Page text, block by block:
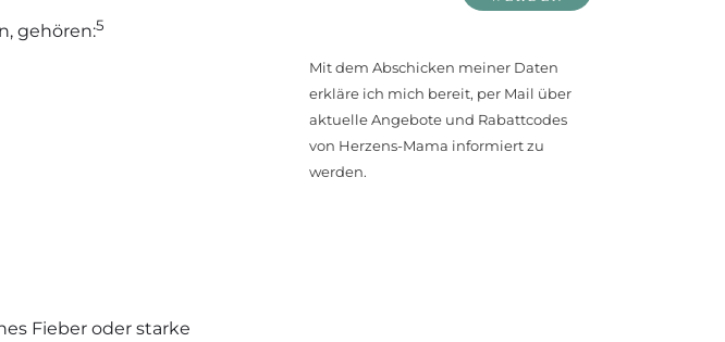
gehören:5
Fieber oder starke
Mit dem Abschicken meiner Daten
erkläre ich mich bereit, per Mail über
aktuelle Angebote und Rabattcodes
von Herzens-Mama informiert zu
werden.